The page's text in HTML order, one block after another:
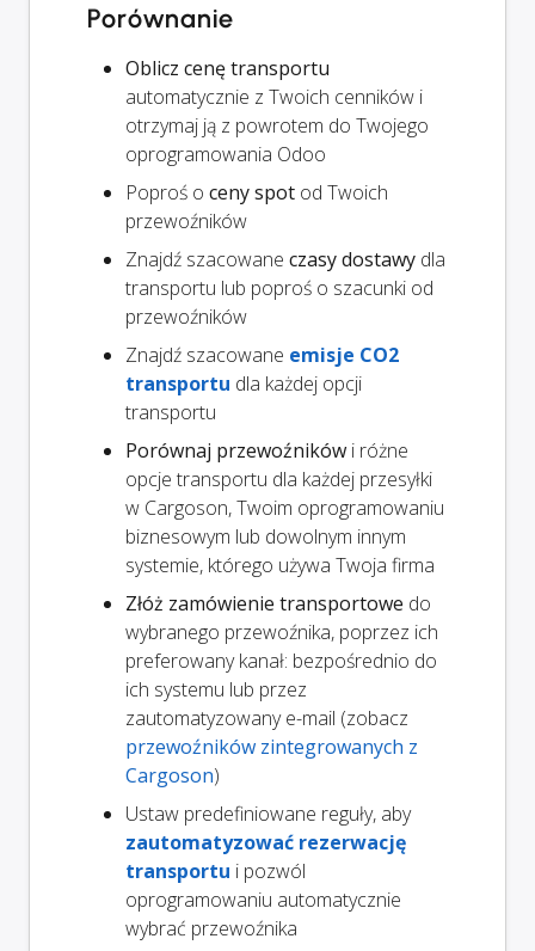
Porównanie
Oblicz cenę transportu
automatycznie z Twoich cenników i
otrzymaj ją z powrotem do Twojego
oprogramowania Odoo
Poproś o ceny spot od Twoich
przewoźników
Znajdź szacowane czasy dostawy dla
transportu lub poproś o szacunki od
przewoźników
Znajdź szacowane emisje CO2
transportu dla każdej opcji
transportu
Porównaj przewoźników i różne
opcje transportu dla każdej przesyłki
w Cargoson, Twoim oprogramowaniu
biznesowym lub dowolnym innym
systemie, którego używa Twoja firma
Złóż zamówienie transportowe do
wybranego przewoźnika, poprzez ich
preferowany kanał: bezpośrednio do
ich systemu lub przez
zautomatyzowany e-mail (zobacz
przewoźników zintegrowanych z
Cargoson)
Ustaw predefiniowane reguły, aby
zautomatyzować rezerwację
transportu i pozwól
oprogramowaniu automatycznie
wybrać przewoźnika